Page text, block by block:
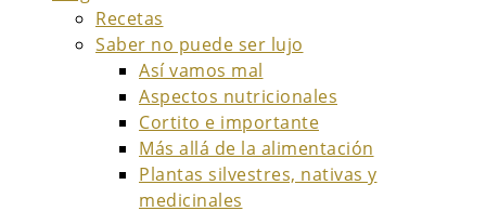
Recetas
Saber no puede ser lujo
Así vamos mal
Aspectos nutricionales
Cortito e importante
Más allá de la alimentación
Plantas silvestres, nativas y
medicinales